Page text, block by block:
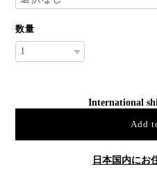
数量
International
Add
日本国内にお